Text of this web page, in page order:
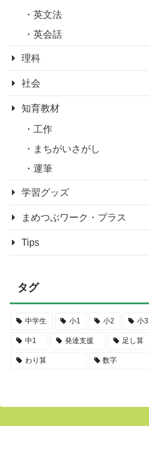
英文法
英会話
理科
社会
知育教材
工作
まちがいさがし
運筆
学習グッズ
まめつぶワーク・プラス
Tips
タグ
中学生 小1 小2 小3
中1 発達支援 足し算
わり算 数字